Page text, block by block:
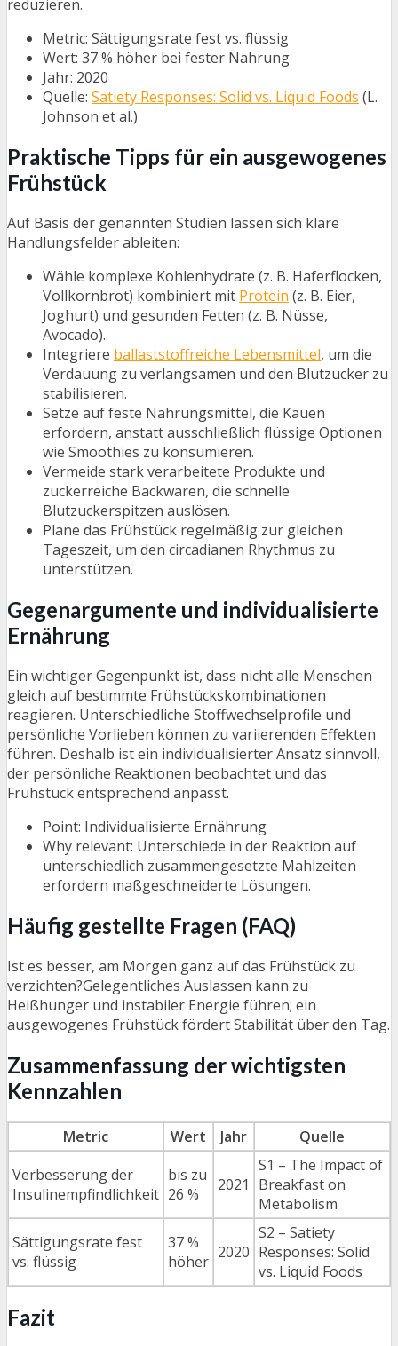
reduzieren.
Metric: Sättigungsrate fest vs. flüssig
Wert: 37 % höher bei fester Nahrung
Jahr: 2020
Quelle: Satiety Responses: Solid vs. Liquid Foods (L.
Johnson et al.)
Praktische Tipps für ein ausgewogenes
Frühstück
Auf Basis der genannten Studien lassen sich klare
Handlungsfelder ableiten:
Wähle komplexe Kohlenhydrate (z. B. Haferflocken,
Vollkornbrot) kombiniert mit Protein (z. B. Eier,
Joghurt) und gesunden Fetten (z. B. Nüsse,
Avocado).
Integriere ballaststoffreiche Lebensmittel, um die
Verdauung zu verlangsamen und den Blutzucker zu
stabilisieren.
Setze auf feste Nahrungsmittel, die Kauen
erfordern, anstatt ausschließlich flüssige Optionen
wie Smoothies zu konsumieren.
Vermeide stark verarbeitete Produkte und
zuckerreiche Backwaren, die schnelle
Blutzuckerspitzen auslösen.
Plane das Frühstück regelmäßig zur gleichen
Tageszeit, um den circadianen Rhythmus zu
unterstützen.
Gegenargumente und individualisierte
Ernährung
Ein wichtiger Gegenpunkt ist, dass nicht alle Menschen
gleich auf bestimmte Frühstückskombinationen
reagieren. Unterschiedliche Stoffwechselprofile und
persönliche Vorlieben können zu variierenden Effekten
führen. Deshalb ist ein individualisierter Ansatz sinnvoll,
der persönliche Reaktionen beobachtet und das
Frühstück entsprechend anpasst.
Point: Individualisierte Ernährung
Why relevant: Unterschiede in der Reaktion auf
unterschiedlich zusammengesetzte Mahlzeiten
erfordern maßgeschneiderte Lösungen.
Häufig gestellte Fragen (FAQ)
Ist es besser, am Morgen ganz auf das Frühstück zu
verzichten?Gelegentliches Auslassen kann zu
Heißhunger und instabiler Energie führen; ein
ausgewogenes Frühstück fördert Stabilität über den Tag.
Zusammenfassung der wichtigsten
Kennzahlen
Metric Wert Jahr
Quelle
Verbesserung der
Insulinempfindlichkeit
bis zu
26 %
2021
S1 – The Impact of
Breakfast on
Metabolism
Sättigungsrate fest
vs. flüssig
37 %
höher 2020
S2 – Satiety
Responses: Solid
vs. Liquid Foods
Fazit